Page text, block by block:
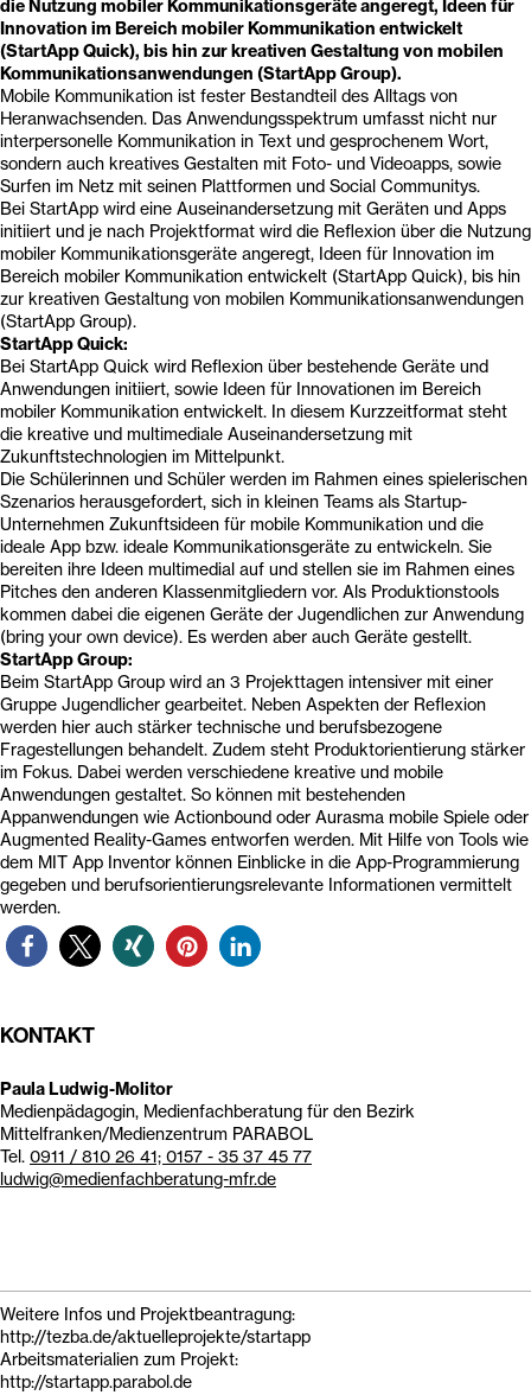
die Nutzung mobiler Kommunikationsgeräte angeregt, Ideen für
Innovation im Bereich mobiler Kommunikation entwickelt
(StartApp Quick), bis hin zur kreativen Gestaltung von mobilen
Kommunikationsanwendungen (StartApp Group).
Mobile Kommunikation ist fester Bestandteil des Alltags von
Heranwachsenden. Das Anwendungsspektrum umfasst nicht nur
interpersonelle Kommunikation in Text und gesprochenem Wort,
sondern auch kreatives Gestalten mit Foto- und Videoapps, sowie
Surfen im Netz mit seinen Plattformen und Social Communitys.
Bei StartApp wird eine Auseinandersetzung mit Geräten und Apps
initiiert und je nach Projektformat wird die Reflexion über die Nutzung
mobiler Kommunikationsgeräte angeregt, Ideen für Innovation im
Bereich mobiler Kommunikation entwickelt (StartApp Quick), bis hin
zur kreativen Gestaltung von mobilen Kommunikationsanwendungen
(StartApp Group).
StartApp Quick:
Bei StartApp Quick wird Reflexion über bestehende Geräte und
Anwendungen initiiert, sowie Ideen für Innovationen im Bereich
mobiler Kommunikation entwickelt. In diesem Kurzzeitformat steht
die kreative und multimediale Auseinandersetzung mit
Zukunftstechnologien im Mittelpunkt.
Die Schülerinnen und Schüler werden im Rahmen eines spielerischen
Szenarios herausgefordert, sich in kleinen Teams als Startup-
Unternehmen Zukunftsideen für mobile Kommunikation und die
ideale App bzw. ideale Kommunikationsgeräte zu entwickeln. Sie
bereiten ihre Ideen multimedial auf und stellen sie im Rahmen eines
Pitches den anderen Klassenmitgliedern vor. Als Produktionstools
kommen dabei die eigenen Geräte der Jugendlichen zur Anwendung
(bring your own device). Es werden aber auch Geräte gestellt.
StartApp Group:
Beim StartApp Group wird an 3 Projekttagen intensiver mit einer
Gruppe Jugendlicher gearbeitet. Neben Aspekten der Reflexion
werden hier auch stärker technische und berufsbezogene
Fragestellungen behandelt. Zudem steht Produktorientierung stärker
im Fokus. Dabei werden verschiedene kreative und mobile
Anwendungen gestaltet. So können mit bestehenden
Appanwendungen wie Actionbound oder Aurasma mobile Spiele oder
Augmented Reality-Games entworfen werden. Mit Hilfe von Tools wie
dem MIT App Inventor können Einblicke in die App-Programmierung
gegeben und berufsorientierungsrelevante Informationen vermittelt
werden.
KONTAKT
Paula Ludwig-Molitor
Medienpädagogin, Medienfachberatung für den Bezirk
Mittelfranken/Medienzentrum PARABOL
Tel. 0911 / 810 26 41; 0157 - 35 37 45 77
ludwig@medienfachberatung-mfr.de
Weitere Infos und Projektbeantragung:
http://tezba.de/aktuelleprojekte/startapp
Arbeitsmaterialien zum Projekt:
http://startapp.parabol.de